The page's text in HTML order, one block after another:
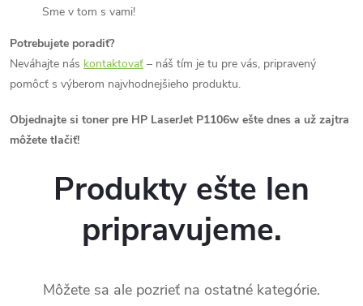
Sme v tom s vami!
Potrebujete poradiť?
Neváhajte nás kontaktovať – náš tím je tu pre vás, pripravený
pomôcť s výberom najvhodnejšieho produktu.
Objednajte si toner pre HP LaserJet P1106w ešte dnes a už zajtra
môžete tlačiť!
Produkty ešte len
pripravujeme.
Môžete sa ale pozrieť na ostatné kategórie.